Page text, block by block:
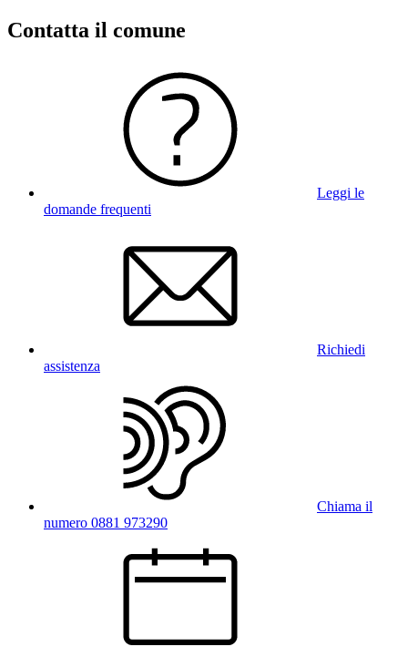
Contatta il comune
Leggi le
domande frequenti
Richiedi
assistenza
Chiama il
numero 0881 973290